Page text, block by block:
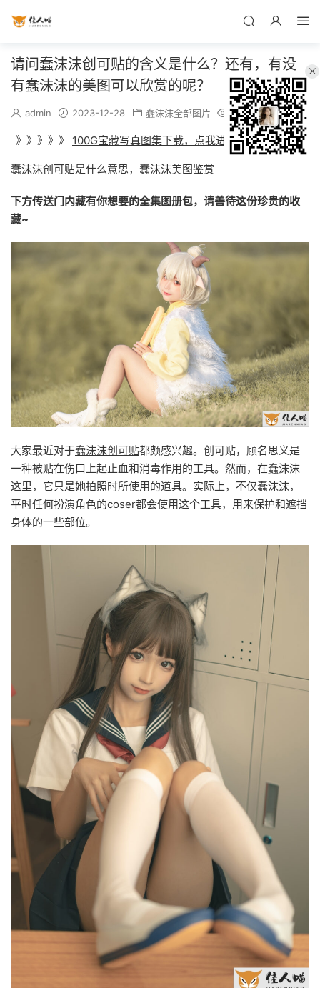
请问蠢沫沫创可贴的含义是什么？还有，有没
有蠢沫沫的美图可以欣赏的呢？
admin 2023-12-28 蠢沫沫全部图片 762
》》》》》 100G宝藏写真图集下载，点我进入《《《《《《
蠢沫沫创可贴是什么意思，蠢沫沫美图鉴赏
下方传送门内藏有你想要的全集图册包，请善待这份珍贵的收
藏~
大家最近对于蠢沫沫创可贴都颇感兴趣。创可贴，顾名思义是
一种被贴在伤口上起止血和消毒作用的工具。然而，在蠢沫沫
这里，它只是她拍照时所使用的道具。实际上，不仅蠢沫沫，
平时任何扮演角色的coser都会使用这个工具，用来保护和遮挡
身体的一些部位。